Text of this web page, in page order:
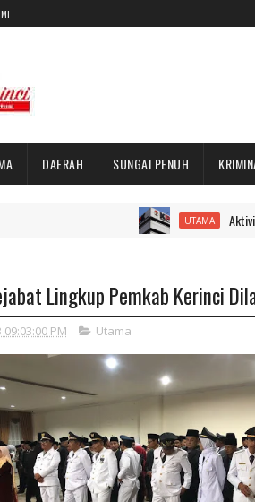
DAERAH SUNGAI PENUH
UTAMA Aktivis : Pak KPK
Lingkup Pemkab Kerinci
PM Utama